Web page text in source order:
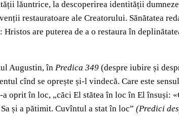
lăuntrice, la descoperirea identității
restauratoare ale Creatorului. Sănătatea
are puterea de a o restaura în
Augustin, în Predica 349 (despre iubire și
cînd se oprește și-l vindecă. Care este
oprit în loc, „căci El stătea în loc în El însuși:
și a pătimit. Cuvîntul a stat în loc” (Predici